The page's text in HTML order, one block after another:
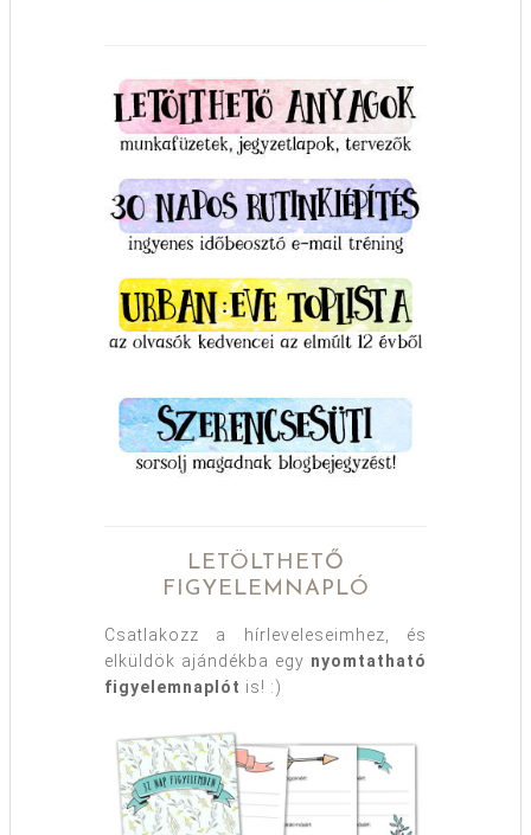
LETÖLTHETŐ
FIGYELEMNAPLÓ
Csatlakozz a hírleveleseimhez, és
elküldök ajándékba egy nyomtatható
figyelemnaplót is! :)